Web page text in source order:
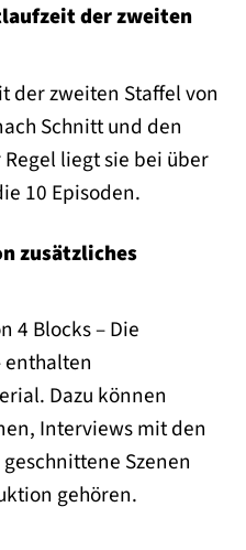
der zweiten
der zweiten Staffel von
Schnitt und den
liegt sie bei über
10 Episoden.
zusätzliches
4 Blocks – Die
Dazu können
Interviews mit den
Szenen
gehören.